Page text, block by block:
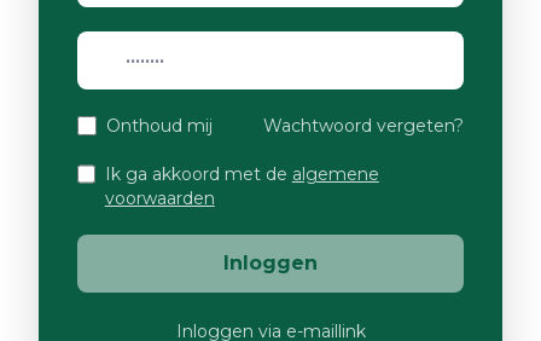
Onthoud mij Wachtwoord vergeten?
Ik ga akkoord met de algemene
voorwaarden
Inloggen
Inloggen via e-maillink